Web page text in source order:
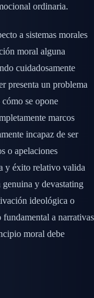
ordinaria.
a sistemas morales
moral alguna
cuidadosamente
presenta un problema
se opone
marcos
incapaz de ser
o apelaciones
y éxito relativo valida
genuina y devastating
ideológica o
a narrativas
moral debe